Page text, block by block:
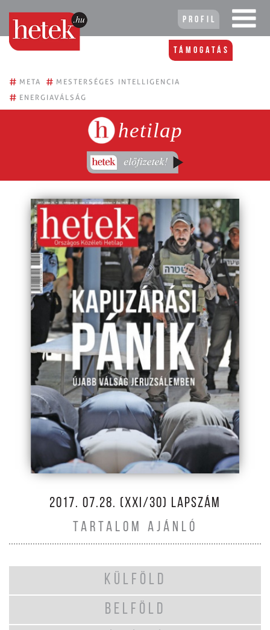
Profil
Támogatás
# META # MESTERSÉGES INTELLIGENCIA
# ENERGIAVÁLSÁG
hetilap
2017. 07.28. (XXI/30) LAPSZÁM
TARTALOM AJÁNLÓ
KÜLFÖLD
BELFÖLD